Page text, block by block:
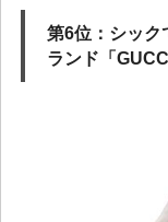
第6位：シック
ランド「